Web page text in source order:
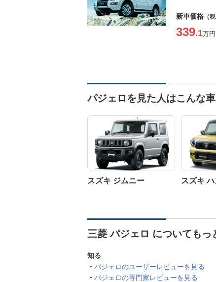
新車価格 （
339.1万円
パジェロを見た人はこんな
スズキ ジムニー スズキ
三菱 パジェロ についてもっ
知る
パジェロのユーザーレビューを見る
パジェロの専門家レビューを見る